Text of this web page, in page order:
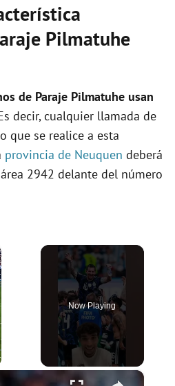
Pilmatuhe
de Paraje Pilmatuhe usan
decir, cualquier llamada de
que se realice a esta
provincia de Neuquen deberá
2942 delante del número
Now Playing
×